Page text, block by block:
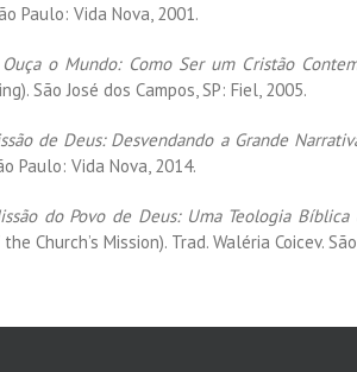
Paulo: Vida Nova, 2001.
o Mundo: Como Ser um Cristão
São José dos Campos, SP: Fiel, 2005.
de Deus: Desvendando a Grande
Paulo: Vida Nova, 2014.
do Povo de Deus: Uma Teologia Bíblica
Church’s Mission). Trad. Waléria Coicev.